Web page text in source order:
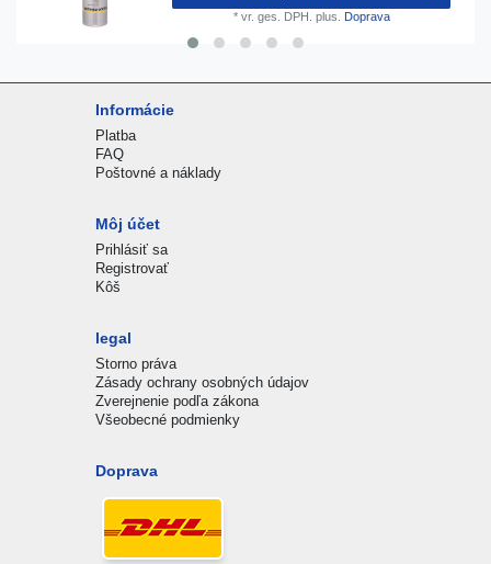
* vr. ges. DPH. plus. Doprava
Informácie
Platba
FAQ
Poštovné a náklady
Môj účet
Prihlásiť sa
Registrovať
Kôš
legal
Storno práva
Zásady ochrany osobných údajov
Zverejnenie podľa zákona
Všeobecné podmienky
Doprava